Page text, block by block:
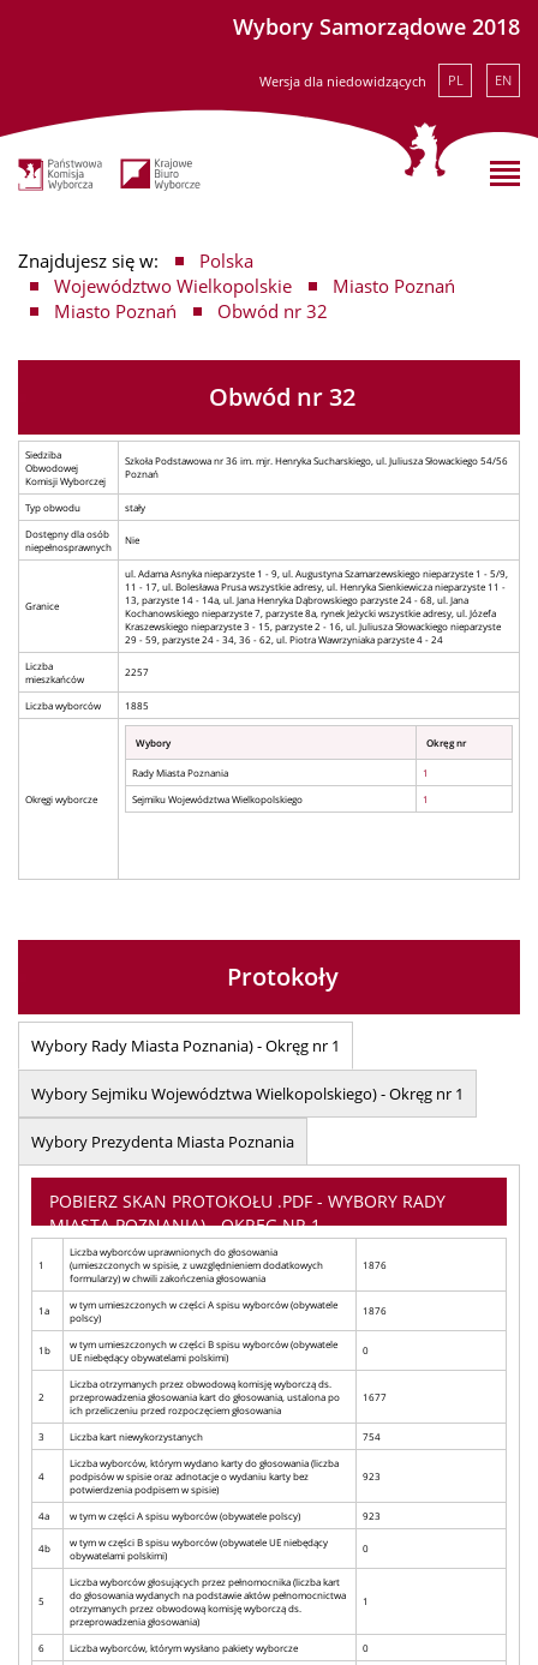
Wybory Samorządowe 2018
Wersja dla niedowidzących PL EN
Znajdujesz się w:
Polska
Województwo Wielkopolskie
Miasto Poznań
Miasto Poznań
Obwód nr 32
Obwód nr 32
Siedziba
Obwodowej
Komisji Wyborczej
Szkoła Podstawowa nr 36 im. mjr. Henryka Sucharskiego, ul. Juliusza Słowackiego 54/56
Poznań
Typ obwodu
stały
Dostępny dla osób
niepełnosprawnych
Nie
Granice
ul. Adama Asnyka nieparzyste 1 - 9, ul. Augustyna Szamarzewskiego nieparzyste 1 - 5/9,
11 - 17, ul. Bolesława Prusa wszystkie adresy, ul. Henryka Sienkiewicza nieparzyste 11 -
13, parzyste 14 - 14a, ul. Jana Henryka Dąbrowskiego parzyste 24 - 68, ul. Jana
Kochanowskiego nieparzyste 7, parzyste 8a, rynek Jeżycki wszystkie adresy, ul. Józefa
Kraszewskiego nieparzyste 3 - 15, parzyste 2 - 16, ul. Juliusza Słowackiego nieparzyste
29 - 59, parzyste 24 - 34, 36 - 62, ul. Piotra Wawrzyniaka parzyste 4 - 24
Liczba
mieszkańców
2257
Liczba wyborców 1885
Okręgi wyborcze
Wybory Okręg nr
Rady Miasta Poznania
1
Sejmiku Województwa Wielkopolskiego
1
Protokoły
Wybory Rady Miasta Poznania) - Okręg nr 1
Wybory Sejmiku Województwa Wielkopolskiego) - Okręg nr 1
Wybory Prezydenta Miasta Poznania
POBIERZ SKAN PROTOKOŁU .PDF - WYBORY RADY
MIASTA POZNANIA) - OKRĘG NR 1
1
Liczba wyborców uprawnionych do głosowania
(umieszczonych w spisie, z uwzględnieniem dodatkowych
formularzy) w chwili zakończenia głosowania
1876
1a
w tym umieszczonych w części A spisu wyborców (obywatele
polscy)
1876
1b
w tym umieszczonych w części B spisu wyborców (obywatele
UE niebędący obywatelami polskimi)
0
2
Liczba otrzymanych przez obwodową komisję wyborczą ds.
przeprowadzenia głosowania kart do głosowania, ustalona po
ich przeliczeniu przed rozpoczęciem głosowania
1677
3 Liczba kart niewykorzystanych 754
4
Liczba wyborców, którym wydano karty do głosowania (liczba
podpisów w spisie oraz adnotacje o wydaniu karty bez
potwierdzenia podpisem w spisie)
923
4a w tym w części A spisu wyborców (obywatele polscy) 923
4b
w tym w części B spisu wyborców (obywatele UE niebędący
obywatelami polskimi)
0
5
Liczba wyborców głosujących przez pełnomocnika (liczba kart
do głosowania wydanych na podstawie aktów pełnomocnictwa
otrzymanych przez obwodową komisję wyborczą ds.
przeprowadzenia głosowania)
1
6 Liczba wyborców, którym wysłano pakiety wyborcze 0